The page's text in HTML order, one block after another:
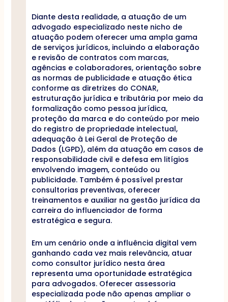
Diante desta realidade, a atuação de um
advogado especializado neste nicho de
atuação podem oferecer uma ampla gama
de serviços jurídicos, incluindo a elaboração
e revisão de contratos com marcas,
agências e colaboradores, orientação sobre
as normas de publicidade e atuação ética
conforme as diretrizes do CONAR,
estruturação jurídica e tributária por meio da
formalização como pessoa jurídica,
proteção da marca e do conteúdo por meio
do registro de propriedade intelectual,
adequação à Lei Geral de Proteção de
Dados (LGPD), além da atuação em casos de
responsabilidade civil e defesa em litígios
envolvendo imagem, conteúdo ou
publicidade. Também é possível prestar
consultorias preventivas, oferecer
treinamentos e auxiliar na gestão jurídica da
carreira do influenciador de forma
estratégica e segura.
Em um cenário onde a influência digital vem
ganhando cada vez mais relevância, atuar
como consultor jurídico nesta área
representa uma oportunidade estratégica
para advogados. Oferecer assessoria
especializada pode não apenas ampliar o